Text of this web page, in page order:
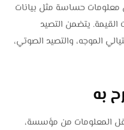
حساسة مثل بيانات
القيمة. يتضمن التصيد
الموجه، والتصيد الصوتي،
به
نقل المعلومات من مؤسسة،